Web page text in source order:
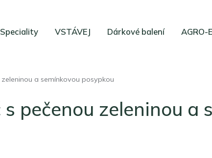
Speciality VSTÁVEJ Dárkové balení AGRO-
zeleninou a semínkovou posypkou
s pečenou zeleninou a